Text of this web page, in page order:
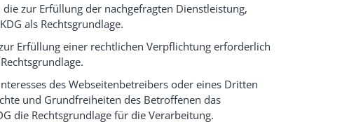
zur Erfüllung der nachgefragten Dienstleistung,
als Rechtsgrundlage.
Erfüllung einer rechtlichen Verpflichtung erforderlich
des Webseitenbetreibers oder eines Dritten
und Grundfreiheiten des Betroffenen das
die Rechtsgrundlage für die Verarbeitung.